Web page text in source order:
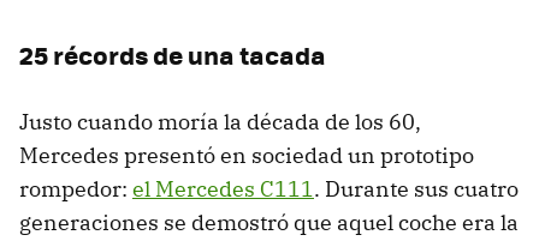
25 récords de una tacada
Justo cuando moría la década de los 60,
Mercedes presentó en sociedad un prototipo
rompedor: el Mercedes C111. Durante sus cuatro
generaciones se demostró que aquel coche era la